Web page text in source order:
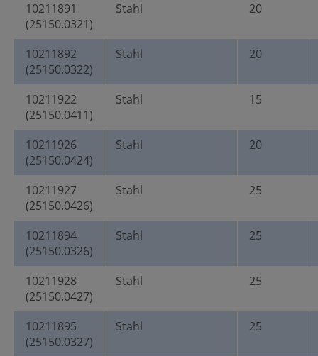
10211891
(25150.0321)
Stahl 20
10211892
(25150.0322)
Stahl 20
10211922
(25150.0411)
Stahl 15
10211926
(25150.0424)
Stahl 20
10211927
(25150.0426)
Stahl 25
10211894
(25150.0326)
Stahl 25
10211928
(25150.0427)
Stahl 25
10211895
(25150.0327)
Stahl 25